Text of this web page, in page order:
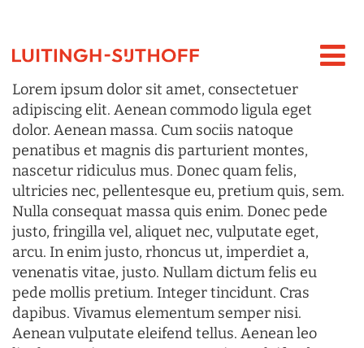
Lorem ipsum dolor sit amet, consectetuer
adipiscing elit. Aenean commodo ligula eget
dolor. Aenean massa. Cum sociis natoque
penatibus et magnis dis parturient montes,
nascetur ridiculus mus. Donec quam felis,
ultricies nec, pellentesque eu, pretium quis, sem.
Nulla consequat massa quis enim. Donec pede
justo, fringilla vel, aliquet nec, vulputate eget,
arcu. In enim justo, rhoncus ut, imperdiet a,
venenatis vitae, justo. Nullam dictum felis eu
pede mollis pretium. Integer tincidunt. Cras
dapibus. Vivamus elementum semper nisi.
Aenean vulputate eleifend tellus. Aenean leo